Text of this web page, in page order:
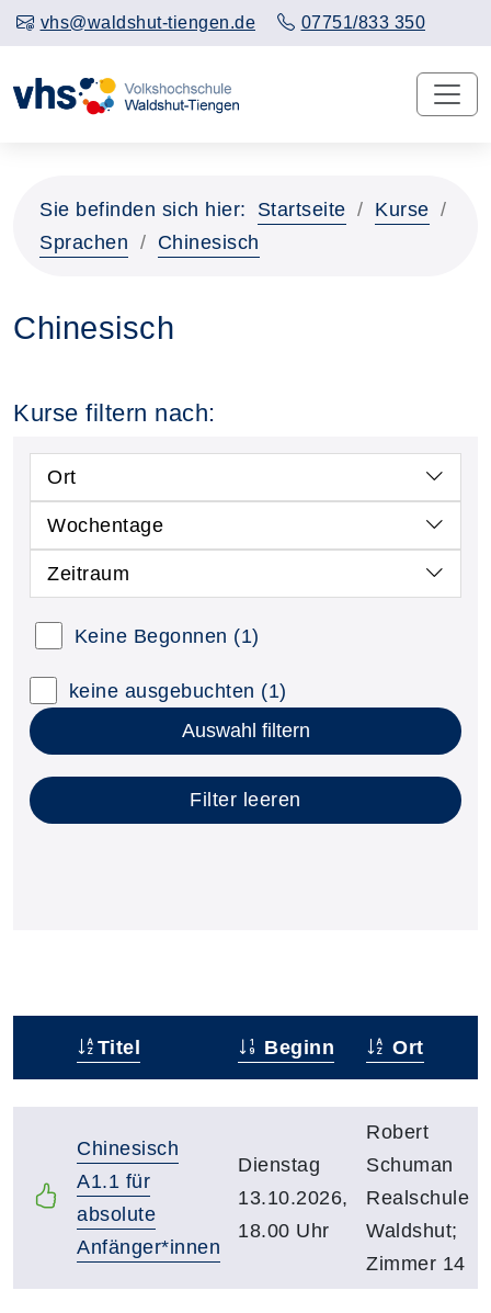
vhs@waldshut-tiengen.de 07751/833 350
Sie befinden sich hier: Startseite
Kurse
Sprachen
Chinesisch
Chinesisch
Kurse filtern nach:
Ort
Wochentage
Zeitraum
Kursstatus auswählen
Keine Begonnen (1)
Nur neue Kurse anzeigen
Kurse mit freien Plätzen anzeigen
keine ausgebuchten (1)
Auswahl filtern
Filter leeren
Status
Titel Beginn Ort
Chinesisch
A1.1 für
absolute
Anfänger*innen
Dienstag
13.10.2026,
18.00 Uhr
Robert
Schuman
Realschule
Waldshut;
Zimmer 14